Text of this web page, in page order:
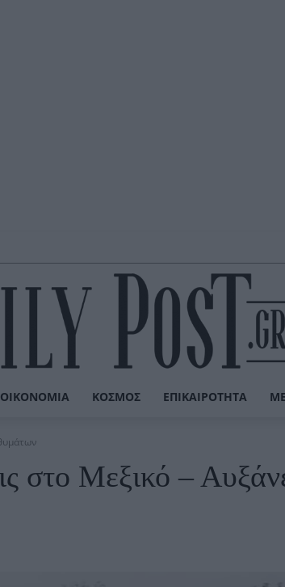
ΟΙΚΟΝΟΜΊΑ ΚΌΣΜΟΣ ΕΠΙΚΑΙΡΌΤΗΤΑ
στο Μεξικό –